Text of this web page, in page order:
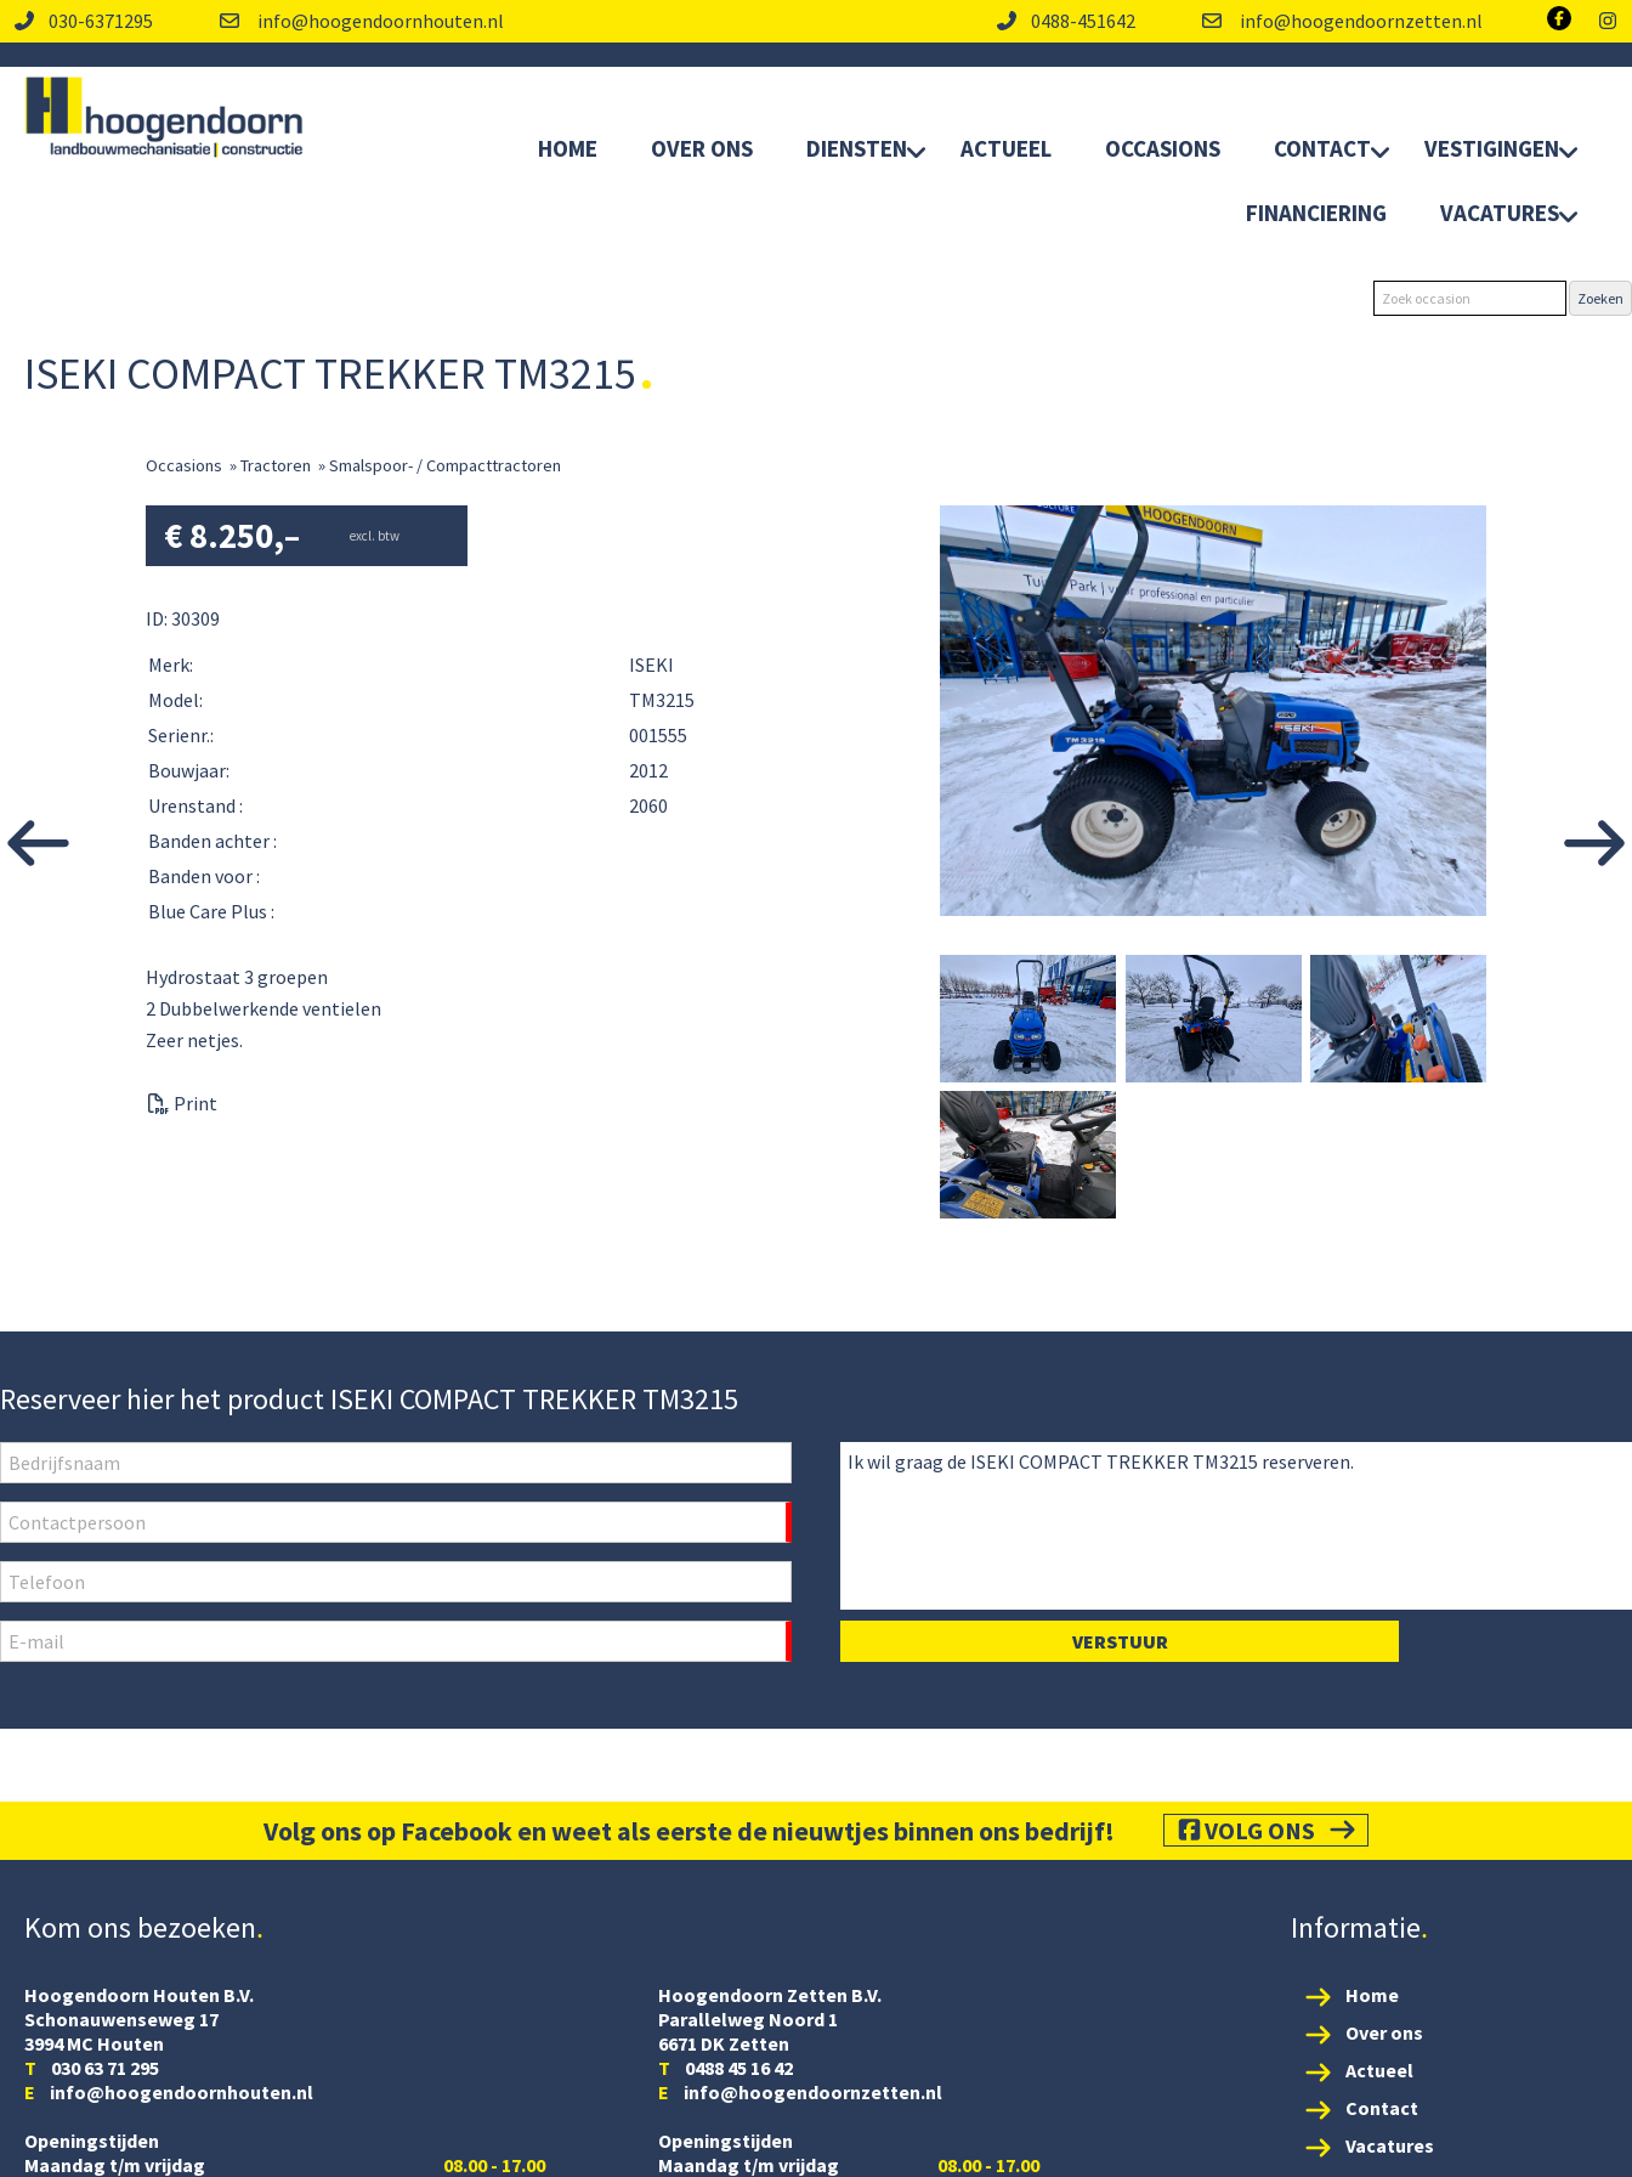
030-6371295 info@hoogendoornhouten.nl 0488-451642 info@hoogendoornzetten.nl
HOME OVER ONS DIENSTEN ACTUEEL OCCASIONS CONTACT VESTIGINGEN
FINANCIERING VACATURES
ISEKI COMPACT TREKKER TM3215
Occasions »Tractoren »Smalspoor- / Compacttractoren
€8.250,– excl. btw
ID: 30309
Merk:
ISEKI
Model:
TM3215
Serienr.:
001555
Bouwjaar:
2012
Urenstand :
2060
Banden achter :
Banden voor :
Blue Care Plus :
Hydrostaat 3 groepen
2 Dubbelwerkende ventielen
Zeer netjes.
Print
Reserveer hier het product ISEKI COMPACT TREKKER TM3215
Volg ons op Facebook en weet als eerste de nieuwtjes binnen ons bedrijf! VOLG ONS
Kom ons bezoeken
Hoogendoorn Houten B.V.
Schonauwenseweg 17
3994 MC Houten
T 030 63 71 295
E info@hoogendoornhouten.nl
Openingstijden
Maandag t/m vrijdag
08.00 - 17.00
Hoogendoorn Zetten B.V.
Parallelweg Noord 1
6671 DK Zetten
T 0488 45 16 42
E info@hoogendoornzetten.nl
Openingstijden
Maandag t/m vrijdag
08.00 - 17.00
Informatie
Home
Over ons
Actueel
Contact
Vacatures